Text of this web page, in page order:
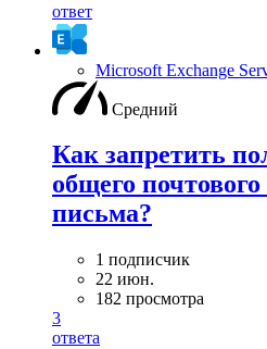
ответ
Microsoft Exchange
Средний
Как запретить
общего
письма?
1 подписчик
22 июн.
182 просмотра
3
ответа